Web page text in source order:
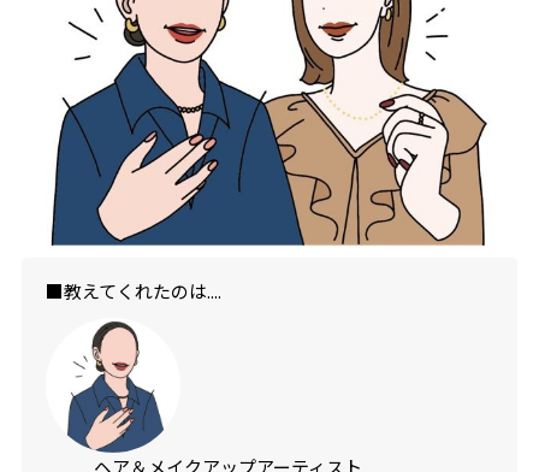
■教えてくれたのは....
ヘア＆メイクアップアーティスト